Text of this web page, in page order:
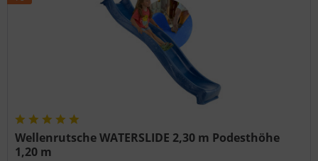
Wellenrutsche WATERSLIDE 2,30 m Podesthöhe
1,20 m